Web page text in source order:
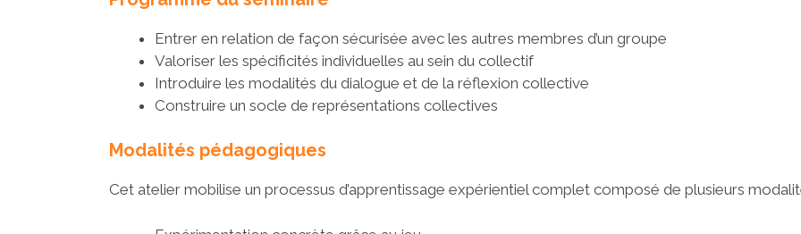
Entrer en relation de façon sécurisée avec les autres membres d’un groupe
Valoriser les spécificités individuelles au sein du collectif
Introduire les modalités du dialogue et de la réflexion collective
Construire un socle de représentations collectives
Modalités pédagogiques
Cet atelier mobilise un processus d’apprentissage expérientiel complet composé de plusieurs